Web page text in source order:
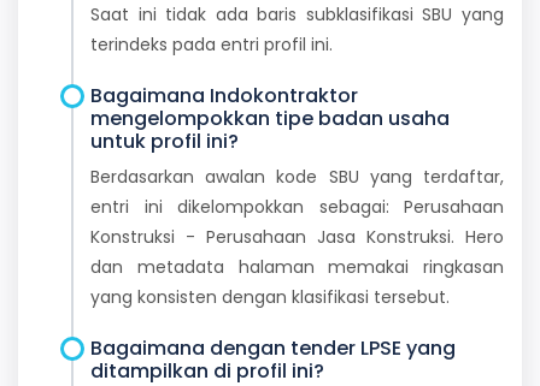
Saat ini tidak ada baris subklasifikasi SBU yang
terindeks pada entri profil ini.
Bagaimana Indokontraktor
mengelompokkan tipe badan usaha
untuk profil ini?
Berdasarkan awalan kode SBU yang terdaftar,
entri ini dikelompokkan sebagai: Perusahaan
Konstruksi - Perusahaan Jasa Konstruksi. Hero
dan metadata halaman memakai ringkasan
yang konsisten dengan klasifikasi tersebut.
Bagaimana dengan tender LPSE yang
ditampilkan di profil ini?